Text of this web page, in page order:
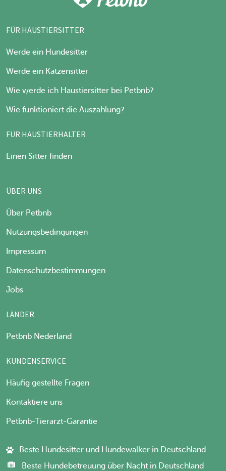
FÜR HAUSTIERSITTER
Werde ein Hundesitter
Werde ein Katzensitter
Wie werde ich Haustiersitter bei Petbnb?
Wie funktioniert die Auszahlung?
FÜR HAUSTIERHALTER
Einen Sitter finden
ÜBER UNS
Über Petbnb
Nutzungsbedingungen
Impressum
Datenschutzbestimmungen
Jobs
LÄNDER
Petbnb Nederland
KUNDENSERVICE
Häufig gestellte Fragen
Kontaktiere uns
Petbnb-Tierarzt-Garantie
Beste Hundesitter und Hundewalker in Deutschland
Beste Hundebetreuung über Nacht in Deutschland